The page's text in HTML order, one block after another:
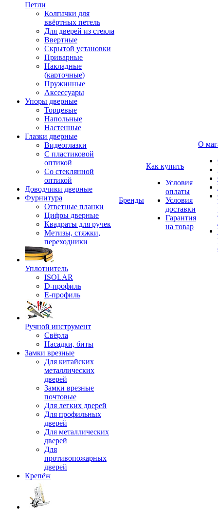
Петли
Колпачки для
ввёртных петель
Для дверей из стекла
Ввертные
Скрытой установки
Приварные
Накладные
(карточные)
Пружинные
Аксессуары
Упоры дверные
Торцевые
Напольные
Настенные
Глазки дверные
Видеоглазки
С пластиковой
оптикой
Со стеклянной
оптикой
Доводчики дверные
Фурнитура
Ответные планки
Цифры дверные
Квадраты для ручек
Метизы, стяжки,
переходники
Уплотнитель
ISOLAR
D-профиль
Е-профиль
Ручной инструмент
Свёрла
Насадки, биты
Замки врезные
Для китайских
металлических
дверей
Замки врезные
почтовые
Для легких дверей
Для профильных
дверей
Для металлических
дверей
Для
противопожарных
дверей
Крепёж
Бренды
Как купить
Условия
оплаты
Условия
доставки
Гарантия
на товар
О